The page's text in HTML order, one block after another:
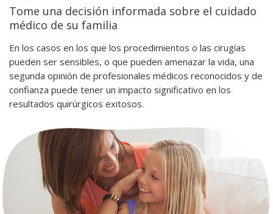
Tome una decisión informada sobre el cuidado
médico de su familia
En los casos en los que los procedimientos o las cirugías
pueden ser sensibles, o que pueden amenazar la vida, una
segunda opinión de profesionales médicos reconocidos y de
confianza puede tener un impacto significativo en los
resultados quirúrgicos exitosos.